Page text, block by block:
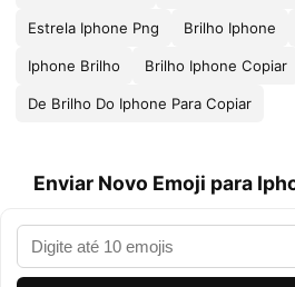
Estrela Iphone Png Brilho Iphone
Iphone Brilho Brilho Iphone Copiar
De Brilho Do Iphone Para Copiar
Enviar Novo Emoji para